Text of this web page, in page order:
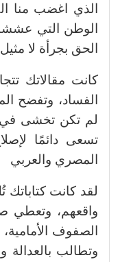
الذي اغضب منا
الوطن التي
الحق بجرأة لا
كانت مقالاتك
الفساد، وتفضح
لم تكن تخشى في
تسعى دائمًا
المصري والعربي
لقد كانت كتاباتك
واقعهم، وتعطي
الصفوف
وتطالب بالعدالة